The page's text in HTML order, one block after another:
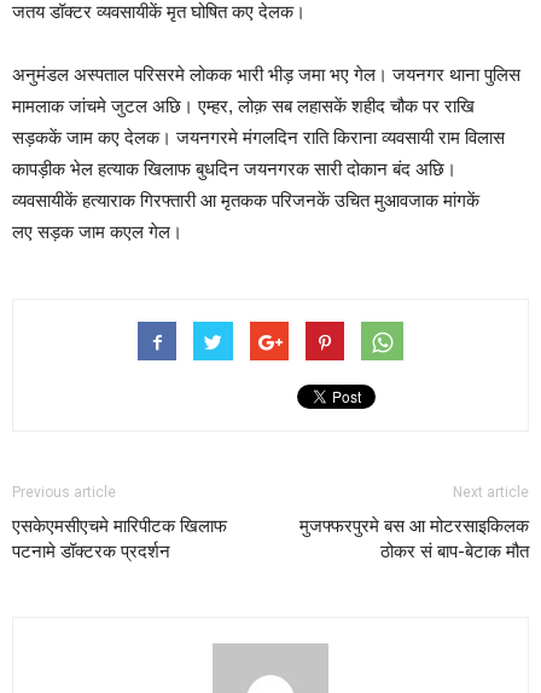
जतय डॉक्टर व्यवसायीकें मृत घोषित कए देलक।
अनुमंडल अस्पताल परिसरमे लोकक भारी भीड़ जमा भए गेल। जयनगर थाना पुलिस
मामलाक जांचमे जुटल अछि। एम्हर, लोक़ सब लहासकें शहीद चौक पर राखि
सड़ककें जाम कए देलक। जयनगरमे मंगलदिन राति किराना व्यवसायी राम विलास
कापड़ीक भेल हत्याक खिलाफ बुधदिन जयनगरक सारी दोकान बंद अछि।
व्यवसायीकें हत्याराक गिरफ्तारी आ मृतकक परिजनकें उचित मुआवजाक मांगकें
लए सड़क जाम कएल गेल।
Previous article
एसकेएमसीएचमे मारिपीटक खिलाफ
पटनामे डॉक्टरक प्रदर्शन
Next article
मुजफ्फरपुरमे बस आ मोटरसाइकिलक
ठोकर सं बाप-बेटाक मौत